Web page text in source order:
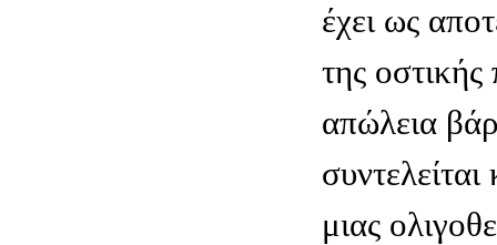
έχει ως
της
απώλεια
μιας